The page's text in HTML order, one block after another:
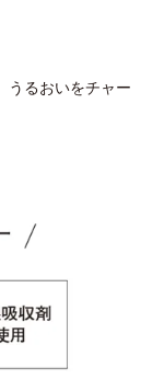
うるおいをチャー